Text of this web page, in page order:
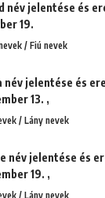
név jelentése és
19.
/ Fiú nevek
név jelentése és
13. ,
/ Lány nevek
név jelentése és
19. ,
/ Lány nevek